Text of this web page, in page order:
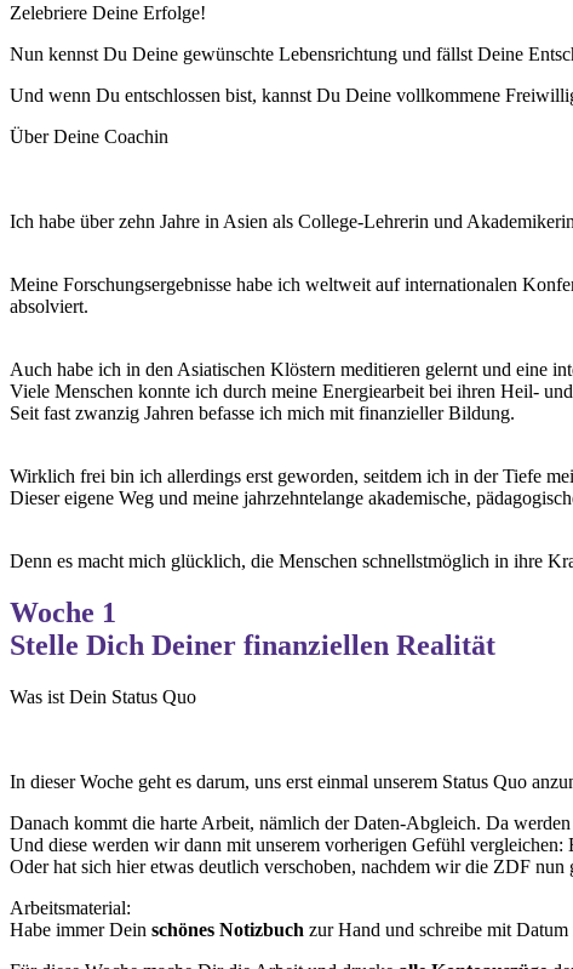
Zelebriere Deine Erfolge!
Nun kennst Du Deine gewünschte Lebensrichtung und fällst Deine
Und wenn Du entschlossen bist, kannst Du Deine vollkommene
Über Deine Coachin
Ich habe über zehn Jahre in Asien als College-Lehrerin und
Meine Forschungsergebnisse habe ich weltweit auf internationalen
absolviert.
Auch habe ich in den Asiatischen Klöstern meditieren gelernt und eine
Viele Menschen konnte ich durch meine Energiearbeit bei ihren Heil-
Seit fast zwanzig Jahren befasse ich mich mit finanzieller Bildung.
Wirklich frei bin ich allerdings erst geworden, seitdem ich in der Tiefe
Dieser eigene Weg und meine jahrzehntelange akademische,
Denn es macht mich glücklich, die Menschen schnellstmöglich in ihre
Woche 1
Stelle Dich Deiner finanziellen Realität
Was ist Dein Status Quo
In dieser Woche geht es darum, uns erst einmal unserem Status Quo
Danach kommt die harte Arbeit, nämlich der Daten-Abgleich. Da
Und diese werden wir dann mit unserem vorherigen Gefühl
Oder hat sich hier etwas deutlich verschoben, nachdem wir die ZDF nun
Arbeitsmaterial:
Habe immer Dein schönes Notizbuch zur Hand und schreibe mit